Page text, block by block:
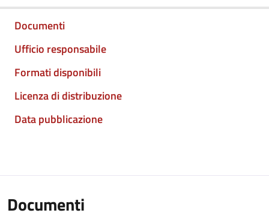
Documenti
Ufficio responsabile
Formati disponibili
Licenza di distribuzione
Data pubblicazione
Documenti